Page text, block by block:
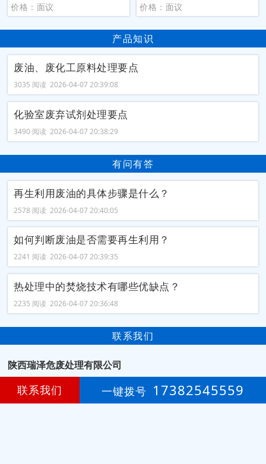
价格：面议 价格：面议
产品知识
废油、废化工原料处理要点
3035 阅读 2026-04-07 20:39:08
化验室废弃试剂处理要点
3490 阅读 2026-04-07 20:38:29
有问有答
再生利用废油的具体步骤是什么？
2578 阅读 2026-04-07 20:40:05
如何判断废油是否需要再生利用？
2241 阅读 2026-04-07 20:39:35
热处理中的焚烧技术有哪些优缺点？
2235 阅读 2026-04-07 20:36:48
联系我们
陕西瑞泽危废处理有限公司
地址： 西安市雁塔区鱼化工业园288号
联系： 张先生
联系我们 一键拨号 17382545559